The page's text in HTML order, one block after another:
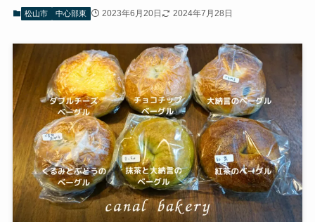
松山市 中心部東 2023年6月20日 2024年7月28日